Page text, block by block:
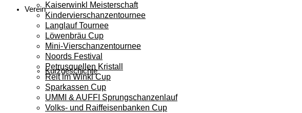
Verein
Kurzgeschichte
Kaiserwinkl Meisterschaft
Kindervierschanzentournee
Langlauf Tournee
Löwenbräu Cup
Mini-Vierschanzentournee
Noords Festival
Petrusquellen Kristall
Reit im Winkl Cup
Sparkassen Cup
UMMI & AUFFI Sprungschanzenlauf
Volks- und Raiffeisenbanken Cup